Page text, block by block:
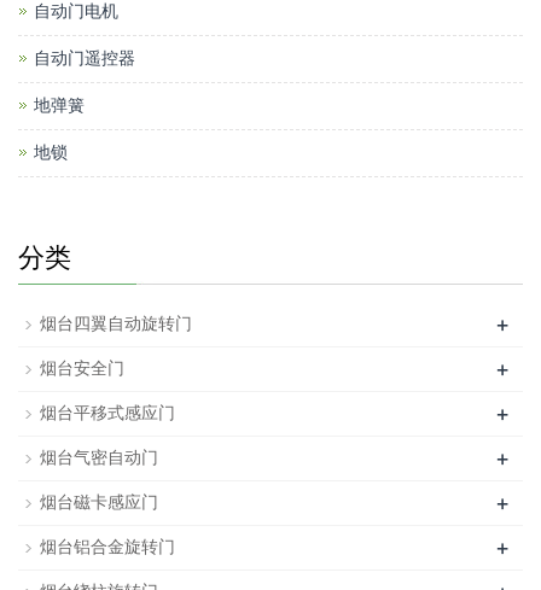
自动门电机
自动门遥控器
地弹簧
地锁
分类
烟台四翼自动旋转门 +
烟台安全门 +
烟台平移式感应门 +
烟台气密自动门 +
烟台磁卡感应门 +
烟台铝合金旋转门 +